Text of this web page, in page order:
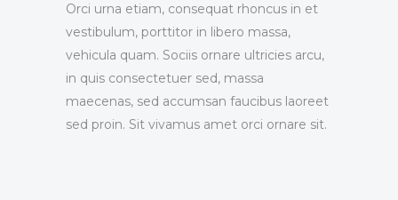
Orci urna etiam, consequat rhoncus in et
vestibulum, porttitor in libero massa,
vehicula quam. Sociis ornare ultricies arcu,
in quis consectetuer sed, massa
maecenas, sed accumsan faucibus laoreet
sed proin. Sit vivamus amet orci ornare sit.